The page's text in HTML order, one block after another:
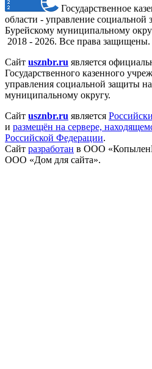
Государственное
области - управление социальной
Бурейскому муниципальному
2018 - 2026. Все права защищены.
Сайт usznbr.ru является
Государственного казенного
управления социальной защиты
муниципальному округу.
Сайт usznbr.ru является
и размещён на сервере,
Российской Федерации.
Сайт разработан в ООО
ООО «Дом для сайта».